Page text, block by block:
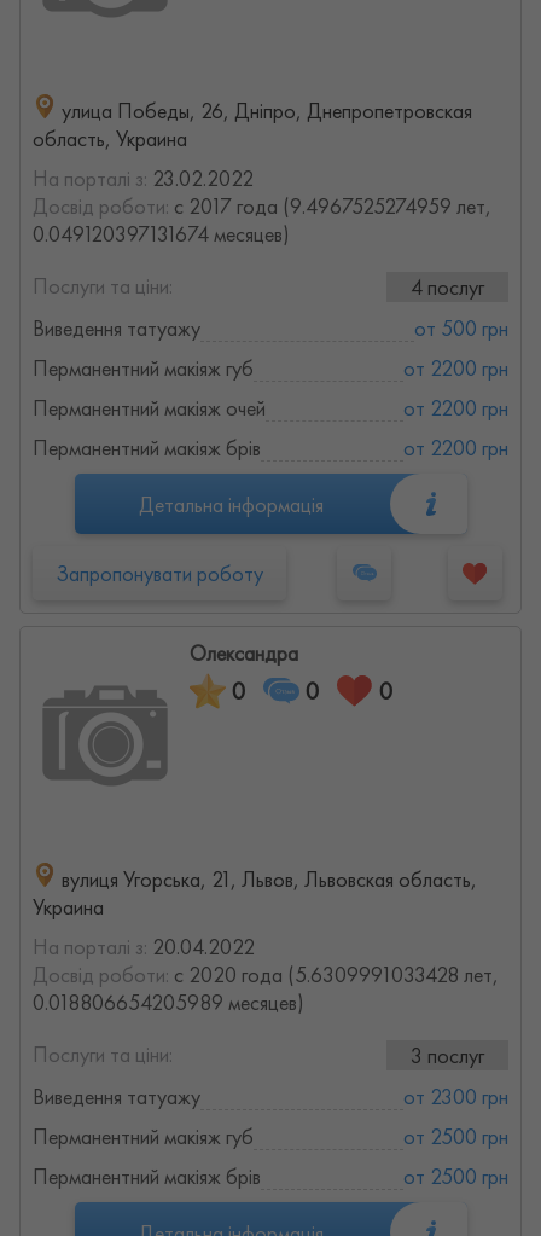
улица Победы, 26, Дніпро, Днепропетровская
область, Украина
На порталі з: 23.02.2022
Досвід роботи: с 2017 года (9.4967525274959 лет,
0.049120397131674 месяцев)
Послуги та ціни:
4 послуг
Виведення татуажу
от 500 грн
Перманентний макіяж губ
от 2200 грн
Перманентний макіяж очей
от 2200 грн
Перманентний макіяж брів
от 2200 грн
Детальна інформація
Запропонувати роботу
Олександра
0 0 0
вулиця Угорська, 21, Львов, Львовская область,
Украина
На порталі з: 20.04.2022
Досвід роботи: с 2020 года (5.6309991033428 лет,
0.018806654205989 месяцев)
Послуги та ціни:
3 послуг
Виведення татуажу
от 2300 грн
Перманентний макіяж губ
от 2500 грн
Перманентний макіяж брів
от 2500 грн